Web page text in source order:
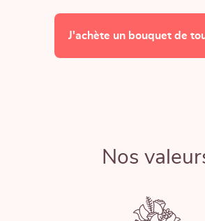
J'achète un bouquet de
Nos